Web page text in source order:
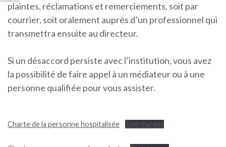
plaintes, réclamations et remerciements, soit par
courrier, soit oralement auprès d’un professionnel qui
transmettra ensuite au directeur.
Si un désaccord persiste avec l’institution, vous avez
la possibilité de faire appel à un médiateur ou à une
personne qualifiée pour vous assister.
Charte de la personne hospitalisée Télécharger